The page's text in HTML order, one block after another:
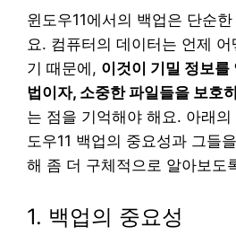
윈도우11에서의 백업은 단순
요. 컴퓨터의 데이터는 언제
기 때문에, 이것이 기밀 정보를
법이자, 소중한 파일들을 보호
는 점을 기억해야 해요. 아래
도우11 백업의 중요성과 그들
해 좀 더 구체적으로 알아보도
1. 백업의 중요성